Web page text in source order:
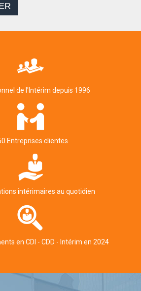
de l'Intérim depuis 1996
Entreprises clientes
intérimaires au quotidien
en CDI - CDD - Intérim en 2024